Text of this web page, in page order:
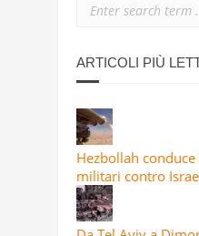
ARTICOLI PIÙ
Hezbollah
militari contro